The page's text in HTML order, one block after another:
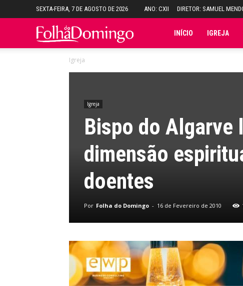
SEXTA-FEIRA, 7 DE AGOSTO DE 2026 ANO: CXII DIRETOR: SAMUEL
Folha INÍCIO IGREJA
Igreja
Igreja
Bispo do Algarve
dimensão
doentes
Por Folha do Domingo - 16 de Fevereiro de 2010